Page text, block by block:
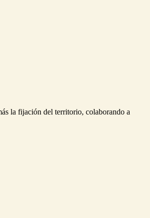
la fijación del territorio, colaborando a